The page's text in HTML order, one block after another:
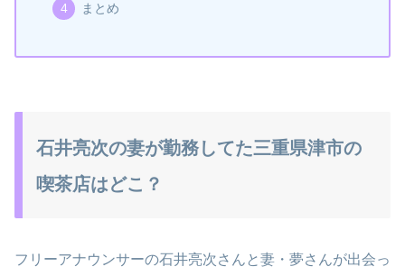
まとめ
石井亮次の妻が勤務してた三重県津市の
喫茶店はどこ？
フリーアナウンサーの石井亮次さんと妻・夢さんが出会っ